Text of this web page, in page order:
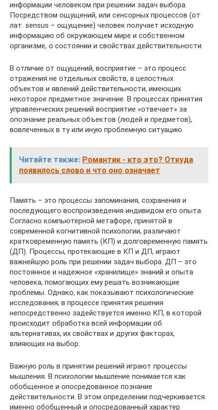
информации человеком при решении задач выбора.
Посредством ощущений, или сенсорных процессов (от
лат. sensus – ощущение) человек получает исходную
информацию об окружающем мире и собственном
организме, о состоянии и свойствах действительности.
В отличие от ощущений, восприятие – это процесс
отражения не отдельных свойств, а целостных
объектов и явлений действительности, имеющих
некоторое предметное значение. В процессах принятия
управленческих решений восприятие «отвечает» за
опознание реальных объектов (людей и предметов),
вовлеченных в ту или иную проблемную ситуацию.
Читайте также: Романтик - кто это? Откуда
появилось слово и что оно означает
Память – это процессы запоминания, сохранения и
последующего воспроизведения индивидом его опыта.
Согласно компьютерной метафоре, принятой в
современной когнитивной психологии, различают
кратковременную память (КП) и долговременную память
(ДП). Процессы, протекающие в КП и ДП, играют
важнейшую роль при решении задач выбора. ДП – это
постоянное и надежное «хранилище» знаний и опыта
человека, помогающих ему решать возникающие
проблемы. Однако, как показывают психологические
исследования, в процессе принятия решения
непосредственно задействуется именно КП, в которой
происходит обработка всей информации об
альтернативах, их свойствах и других факторах,
влияющих на выбор.
Важную роль в принятии решений играют процессы
мышления. В психологии мышление понимается как
обобщенное и опосредованное познание
действительности. В этом определении подчеркивается
именно обобщенный и опосредованный характер